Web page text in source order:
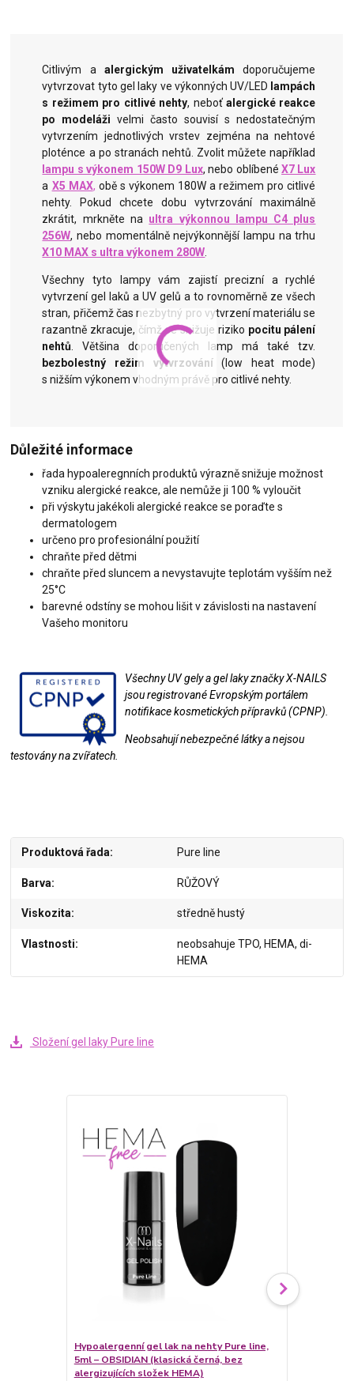
Citlivým a alergickým uživatelkám doporučujeme
vytvrzovat tyto gel laky ve výkonných UV/LED lampách
s režimem pro citlivé nehty, neboťalergické reakce
po modeláži velmi často souvisí s nedostatečným
vytvrzením jednotlivých vrstev zejména na nehtové
ploténce a po stranách nehtů. Zvolit můžete například
lampu s výkonem 150W D9 Lux, nebo oblíbenéX7 Lux
a X5 MAX, obě s výkonem 180W a režimem pro citlivé
nehty. Pokud chcete dobu vytvrzování maximálně
zkrátit, mrkněte na ultra výkonnou lampu C4 plus
256W, nebo momentálně nejvýkonnější lampu na trhu
X10 MAX s ultra výkonem 280W.
Všechny tyto lampy vám zajistí precizní a rychlé
vytvrzení gel laků a UV gelů a to rovnoměrně ze všech
stran, přičemž čas nezbytný pro vytvrzení materiálu se
razantně zkracuje, čímž se snižuje riziko pocitu pálení
nehtů. Většina doporučených lamp má také tzv.
bezbolestný režim vytvrzování(low heat mode)
s nižším výkonem vhodným právě pro citlivé nehty.
Důležité informace
řada hypoaleregnních produktů výrazně snižuje možnost
vzniku alergické reakce, ale nemůže ji 100 % vyloučit
při výskytu jakékoli alergické reakce se poraďte s
dermatologem
určeno pro profesionální použití
chraňte před dětmi
chraňte před sluncem a nevystavujte teplotám vyšším než
25°C
barevné odstíny se mohou lišit v závislosti na nastavení
Vašeho monitoru
Všechny UV gely a gel laky značky X-NAILS
jsou registrované Evropským portálem
notifikace kosmetických přípravků (CPNP).
Neobsahují nebezpečné látky a nejsou
testovány na zvířatech.
Produktová řada Pure line
Barva RŮŽOVÝ
Viskozita středně hustý
Vlastnosti
neobsahuje TPO, HEMA, di-
HEMA
Složení gel laky Pure line
Hypoalergenní gel lak na nehty Pure line,
5ml – OBSIDIAN (klasická černá, bez
alergizujících složek HEMA)